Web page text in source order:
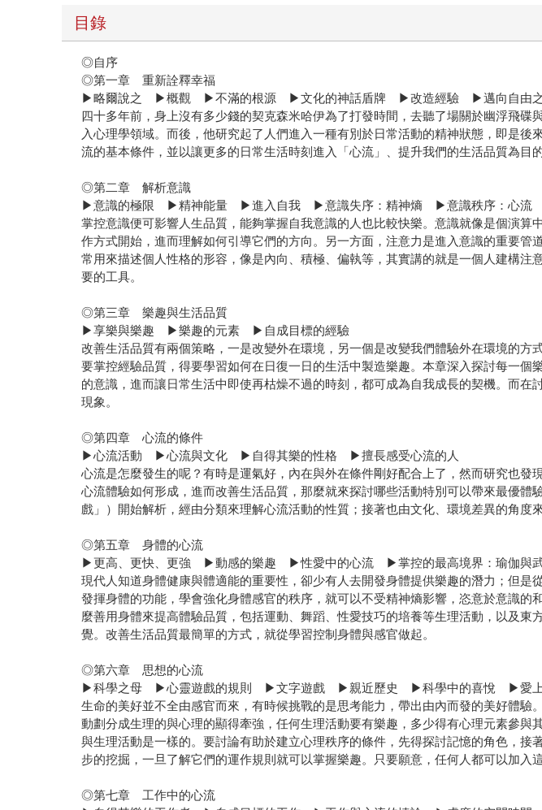
目錄
◎自序
◎第一章 重新詮釋幸福
▶略爾說之 ▶概觀 ▶不滿的根源 ▶文化的神話盾牌 ▶改造經驗 ▶邁向自由
四十多年前，身上沒有多少錢的契克森米哈伊為了打發時間，去聽了場關於幽浮飛
入心理學領域。而後，他研究起了人們進入一種有別於日常活動的精神狀態，即是
流的基本條件，並以讓更多的日常生活時刻進入「心流」、提升我們的生活品質為目
◎第二章 解析意識
▶意識的極限 ▶精神能量 ▶進入自我 ▶意識失序：精神熵 ▶意識秩序：心流
掌控意識便可影響人生品質，能夠掌握自我意識的人也比較快樂。意識就像是個演
作方式開始，進而理解如何引導它們的方向。另一方面，注意力是進入意識的重要
常用來描述個人性格的形容，像是內向、積極、偏執等，其實講的就是一個人建構
要的工具。
◎第三章 樂趣與生活品質
▶享樂與樂趣 ▶樂趣的元素 ▶自成目標的經驗
改善生活品質有兩個策略，一是改變外在環境，另一個是改變我們體驗外在環境的
要掌控經驗品質，得要學習如何在日復一日的生活中製造樂趣。本章深入探討每一
的意識，進而讓日常生活中即使再枯燥不過的時刻，都可成為自我成長的契機。而
現象。
◎第四章 心流的條件
▶心流活動 ▶心流與文化 ▶自得其樂的性格 ▶擅長感受心流的人
心流是怎麼發生的呢？有時是運氣好，內在與外在條件剛好配合上了，然而研究也
心流體驗如何形成，進而改善生活品質，那麼就來探討哪些活動特別可以帶來最優
戲」）開始解析，經由分類來理解心流活動的性質；接著也由文化、環境差異的角度
◎第五章 身體的心流
▶更高、更快、更強 ▶動感的樂趣 ▶性愛中的心流 ▶掌控的最高境界：瑜伽
現代人知道身體健康與體適能的重要性，卻少有人去開發身體提供樂趣的潛力；但
發揮身體的功能，學會強化身體感官的秩序，就可以不受精神熵影響，恣意於意識
麼善用身體來提高體驗品質，包括運動、舞蹈、性愛技巧的培養等生理活動，以及
覺。改善生活品質最簡單的方式，就從學習控制身體與感官做起。
◎第六章 思想的心流
▶科學之母 ▶心靈遊戲的規則 ▶文字遊戲 ▶親近歷史 ▶科學中的喜悅 ▶愛
生命的美好並不全由感官而來，有時候挑戰的是思考能力，帶出由內而發的美好體
動劃分成生理的與心理的顯得牽強，任何生理活動要有樂趣，多少得有心理元素參
與生理活動是一樣的。要討論有助於建立心理秩序的條件，先得探討記憶的角色，
步的挖掘，一旦了解它們的運作規則就可以掌握樂趣。只要願意，任何人都可以加入
◎第七章 工作中的心流